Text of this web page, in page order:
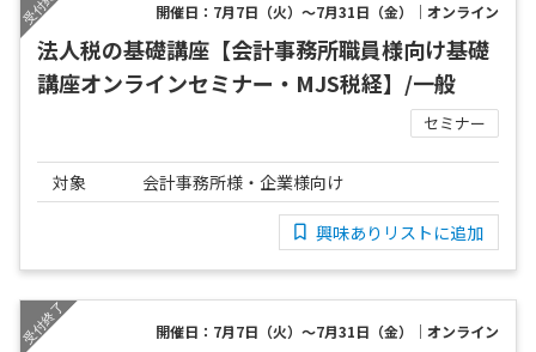
開催日：7月7日（火）～7月31日（金）｜オンライン
法人税の基礎講座【会計事務所職員様向け基礎
講座オンラインセミナー・MJS税経】/一般
セミナー
対象 会計事務所様・企業様向け
興味ありリストに追加
開催日：7月7日（火）～7月31日（金）｜オンライン